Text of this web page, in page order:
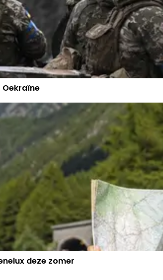
Oekraïne
deze zomer